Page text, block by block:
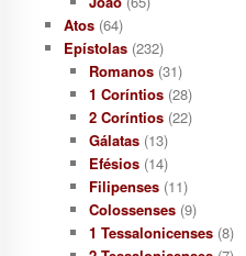
Atos (64)
Epístolas (232)
Romanos(31)
1 Coríntios(28)
2 Coríntios(22)
Gálatas(13)
Efésios(14)
Filipenses(11)
Colossenses(9)
1 Tessalonicenses(8)